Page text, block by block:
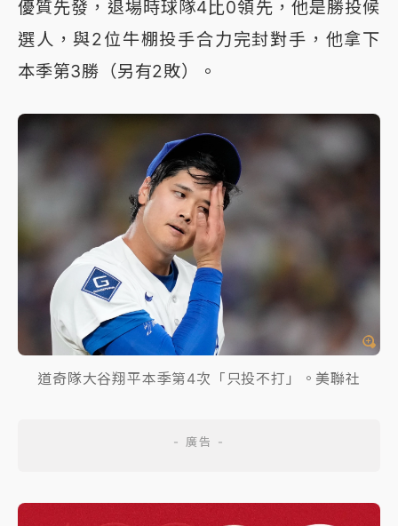
優質先發，退場時球隊4比0領先，他是勝投候
選人，與2位牛棚投手合力完封對手，他拿下
本季第3勝（另有2敗）。
道奇隊大谷翔平本季第4次「只投不打」。美聯社